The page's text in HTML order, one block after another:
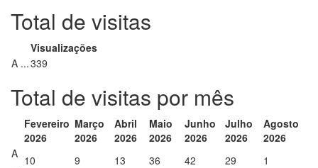
Total de visitas
Visualizações
A ...339
Total de visitas por mês
Fevereiro
2026
Março
2026
Abril
2026
Maio
2026
Junho
2026
Julho
2026
Agosto
2026
A 10 9 13 36 42 29 1